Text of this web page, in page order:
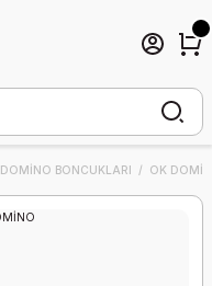
DOMİNO BONCUKLARI OK